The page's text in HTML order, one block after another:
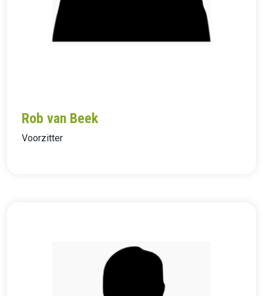
Rob van Beek
Voorzitter